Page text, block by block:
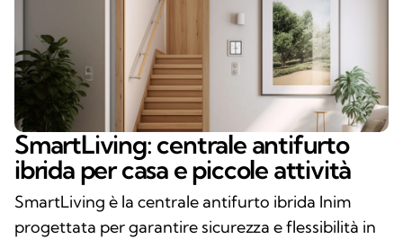
SmartLiving: centrale antifurto
ibrida per casa e piccole attività
SmartLiving è la centrale antifurto ibrida Inim
progettata per garantire sicurezza e flessibilità in